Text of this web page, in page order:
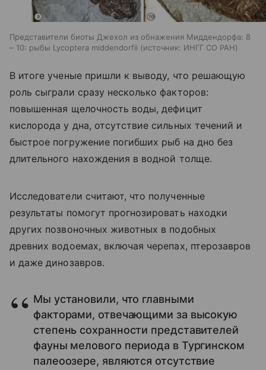
Представители биоты Джехол из обнажения Миддендорфа: 8
– 10: рыбы Lycoptera middendorfii
источник: ИНГГ СО РАН
В итоге ученые пришли к выводу, что решающую
роль сыграли сразу несколько факторов:
повышенная щелочность воды, дефицит
кислорода у дна, отсутствие сильных течений и
быстрое погружение погибших рыб на дно без
длительного нахождения в водной толще.
Исследователи считают, что полученные
результаты помогут прогнозировать находки
других позвоночных животных в подобных
древних водоемах, включая черепах, птерозавров
и даже динозавров.
Мы установили, что главными
факторами, отвечающими за высокую
степень сохранности представителей
фауны мелового периода в Тургинском
палеоозере, являются отсутствие